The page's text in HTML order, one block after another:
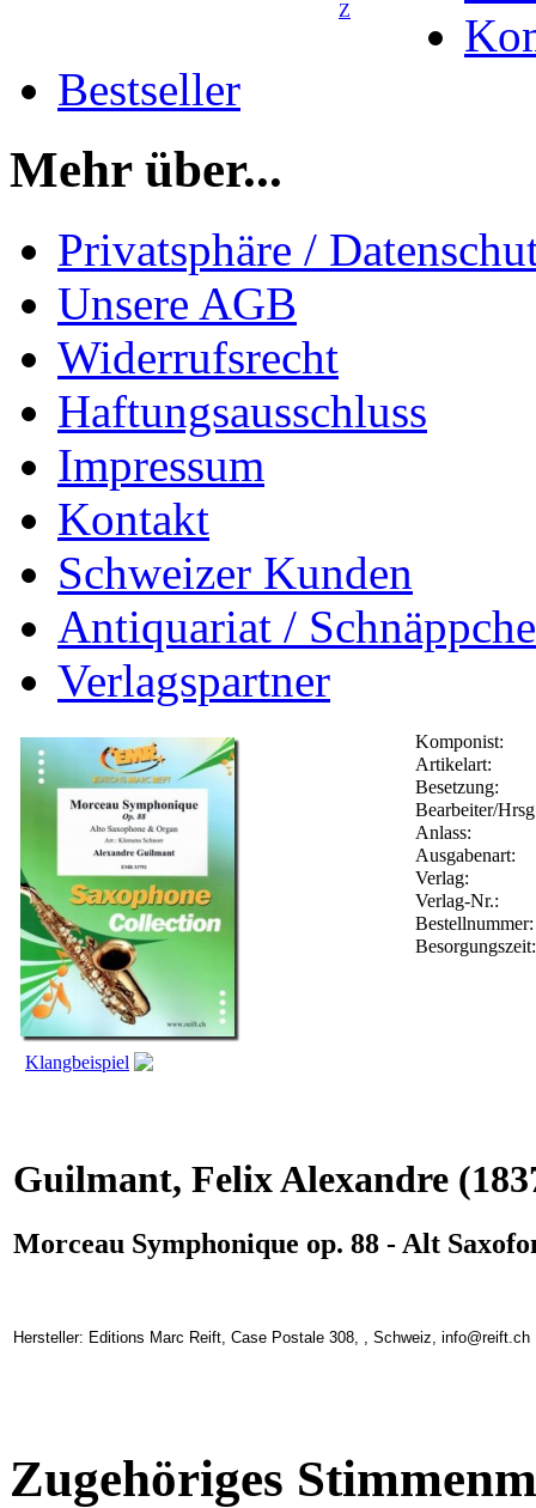
Z
Bestseller
Mehr über...
Privatsphäre /
Unsere AGB
Widerrufsrecht
Haftungsausschluss
Impressum
Kontakt
Schweizer Kunden
Antiquariat /
Verlagspartner
Klangbeispiel
Komponist:
Artikelart:
Besetzung:
Bearbeiter/
Anlass:
Ausgabenart:
Verlag:
Verlag-Nr.:
Guilmant, Felix Alexandre
Morceau Symphonique op. 88 - Alt
Hersteller: Editions Marc Reift, Case Postale 308, , Schweiz, info@reift.ch
Zugehöriges